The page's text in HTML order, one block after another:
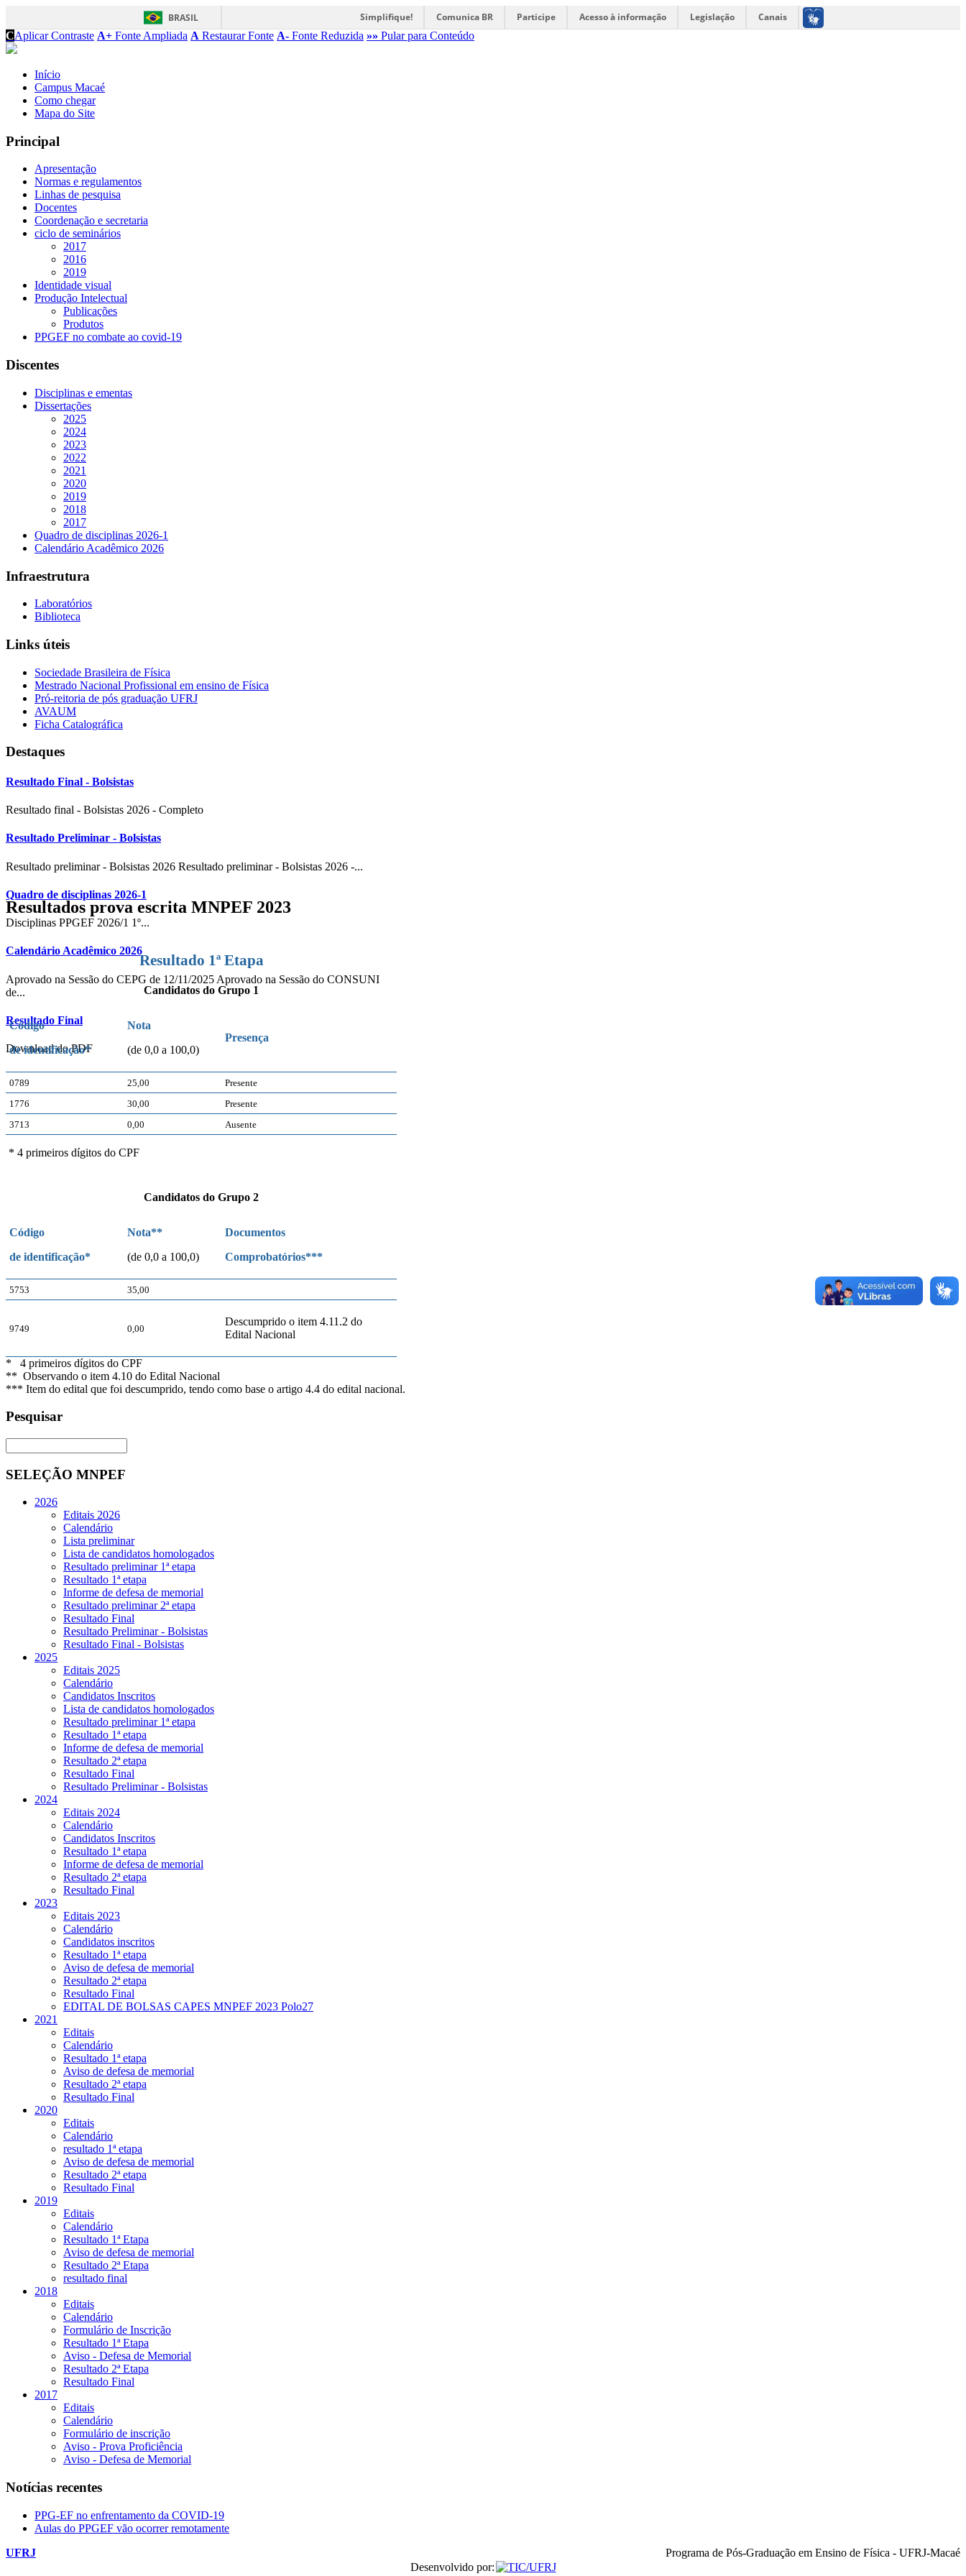
BRASIL Simplifique! Comunica BR Participe Acesso à informação Legislação
Canais
CAplicar Contraste A+ Fonte Ampliada A Restaurar Fonte A- Fonte Reduzida »» Pular para Conteúdo
Início
Campus Macaé
Como chegar
Mapa do Site
Principal
Apresentação
Normas e regulamentos
Linhas de pesquisa
Docentes
Coordenação e secretaria
ciclo de seminários
2017
2016
2019
Identidade visual
Produção Intelectual
Publicações
Produtos
PPGEF no combate ao covid-19
Discentes
Disciplinas e ementas
Dissertações
2025
2024
2023
2022
2021
2020
2019
2018
2017
Quadro de disciplinas 2026-1
Calendário Acadêmico 2026
Infraestrutura
Laboratórios
Biblioteca
Links úteis
Sociedade Brasileira de Física
Mestrado Nacional Profissional em ensino de Física
Pró-reitoria de pós graduação UFRJ
AVAUM
Ficha Catalográfica
Destaques
Resultado Final - Bolsistas
Resultado final - Bolsistas 2026 - Completo
Resultado Preliminar - Bolsistas
Resultado preliminar - Bolsistas 2026 Resultado preliminar - Bolsistas 2026 -...
Quadro de disciplinas 2026-1
Disciplinas PPGEF 2026/1 1º...
Calendário Acadêmico 2026
Aprovado na Sessão do CEPG de 12/11/2025 Aprovado na Sessão do CONSUNI
de...
Resultado Final
Download do PDF
Resultados prova escrita MNPEF 2023
Resultado 1ª Etapa
Candidatos do Grupo 1
Código
de identificação*
Nota
(de 0,0 a 100,0)
Presença
0789 25,00
Presente
1776
30,00
Presente
3713
0,00 Ausente
* 4 primeiros dígitos do CPF
Candidatos do Grupo 2
Código
de identificação*
Nota**
(de 0,0 a 100,0)
Documentos
Comprobatórios***
5753 35,00
9749 0,00
Descumprido o item 4.11.2 do
Edital Nacional
* 4 primeiros dígitos do CPF
** Observando o item 4.10 do Edital Nacional
*** Item do edital que foi descumprido, tendo como base o artigo 4.4 do edital nacional.
Pesquisar
SELEÇÃO MNPEF
2026
Editais 2026
Calendário
Lista preliminar
Lista de candidatos homologados
Resultado preliminar 1ª etapa
Resultado 1ª etapa
Informe de defesa de memorial
Resultado preliminar 2ª etapa
Resultado Final
Resultado Preliminar - Bolsistas
Resultado Final - Bolsistas
2025
Editais 2025
Calendário
Candidatos Inscritos
Lista de candidatos homologados
Resultado preliminar 1ª etapa
Resultado 1ª etapa
Informe de defesa de memorial
Resultado 2ª etapa
Resultado Final
Resultado Preliminar - Bolsistas
2024
Editais 2024
Calendário
Candidatos Inscritos
Resultado 1ª etapa
Informe de defesa de memorial
Resultado 2ª etapa
Resultado Final
2023
Editais 2023
Calendário
Candidatos inscritos
Resultado 1ª etapa
Aviso de defesa de memorial
Resultado 2ª etapa
Resultado Final
EDITAL DE BOLSAS CAPES MNPEF 2023 Polo27
2021
Editais
Calendário
Resultado 1ª etapa
Aviso de defesa de memorial
Resultado 2ª etapa
Resultado Final
2020
Editais
Calendário
resultado 1ª etapa
Aviso de defesa de memorial
Resultado 2ª etapa
Resultado Final
2019
Editais
Calendário
Resultado 1ª Etapa
Aviso de defesa de memorial
Resultado 2ª Etapa
resultado final
2018
Editais
Calendário
Formulário de Inscrição
Resultado 1ª Etapa
Aviso - Defesa de Memorial
Resultado 2ª Etapa
Resultado Final
2017
Editais
Calendário
Formulário de inscrição
Aviso - Prova Proficiência
Aviso - Defesa de Memorial
Notícias recentes
PPG-EF no enfrentamento da COVID-19
Aulas do PPGEF vão ocorrer remotamente
UFRJ
Programa de Pós-Graduação em Ensino de Física - UFRJ-Macaé
Desenvolvido por: